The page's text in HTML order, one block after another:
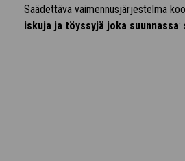
Säädettävä vaimennusjärjestelmä
iskuja ja töyssyjä joka suunnassa: